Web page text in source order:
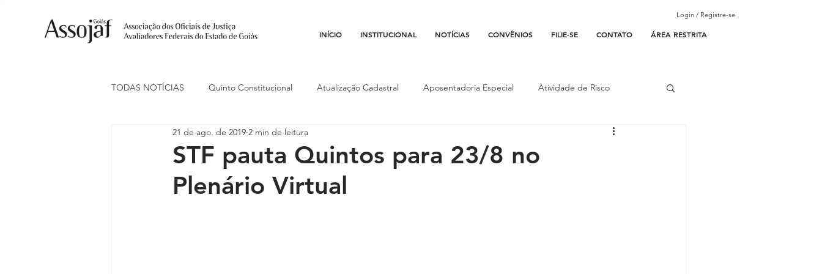
INÍCIO INSTITUCIONAL NOTÍCIAS CONVÊNIOS FILIE-SE CONTATO ÁREA RESTRITA
Login / Registre-se
TODAS NOTÍCIAS Quinto Constitucional Atualização Cadastral Aposentadoria Especial Atividade de Risco
Ações Judiciais Carreira Conojaf
Indenização de Transporte Isenção Fiscal
STF pauta Quintos para 23/8 no
Plenário Virtual
21 de ago. de 2019 2 min de leitura